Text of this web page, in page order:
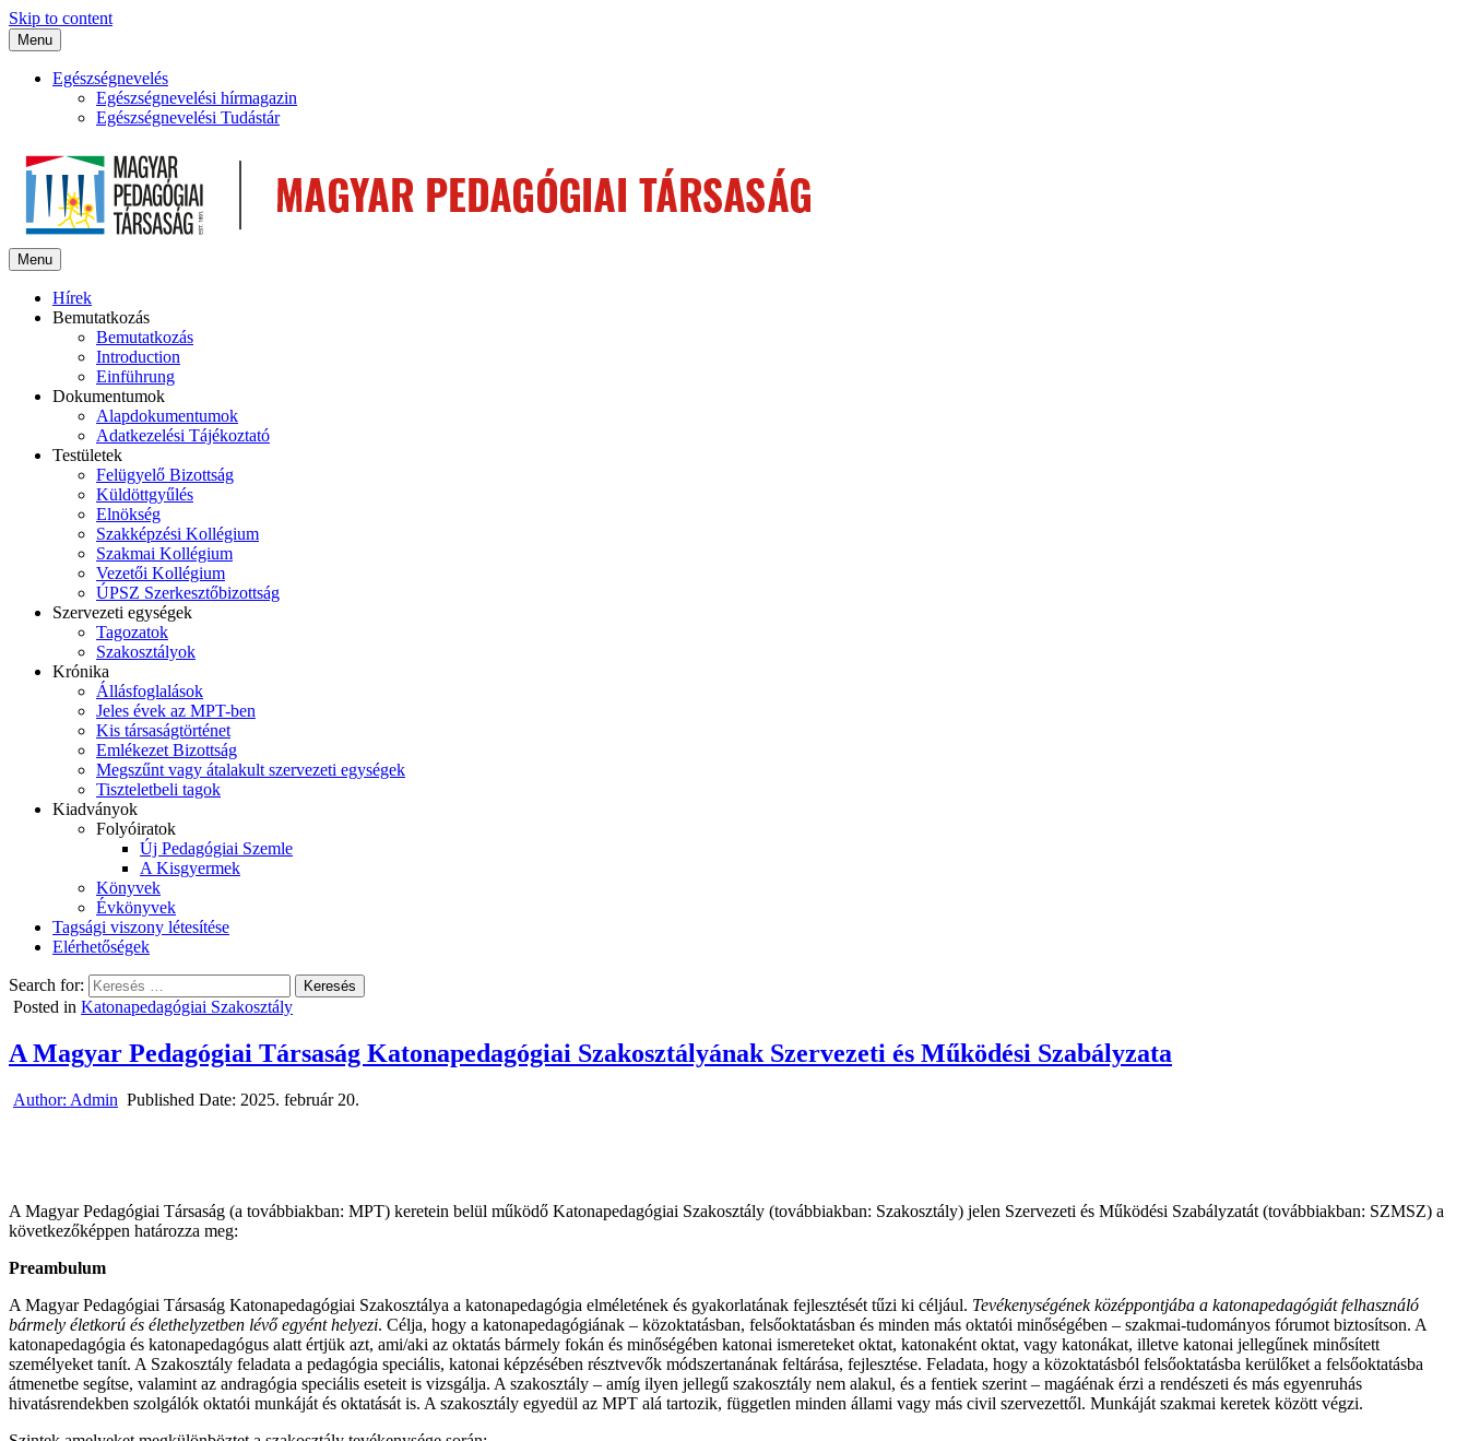
Skip to content
Menu
Egészségnevelés
Egészségnevelési hírmagazin
Egészségnevelési Tudástár
Menu
Hírek
Bemutatkozás
Bemutatkozás
Introduction
Einführung
Dokumentumok
Alapdokumentumok
Adatkezelési Tájékoztató
Testületek
Felügyelő Bizottság
Küldöttgyűlés
Elnökség
Szakképzési Kollégium
Szakmai Kollégium
Vezetői Kollégium
ÚPSZ Szerkesztőbizottság
Szervezeti egységek
Tagozatok
Szakosztályok
Krónika
Állásfoglalások
Jeles évek az MPT-ben
Kis társaságtörténet
Emlékezet Bizottság
Megszűnt vagy átalakult szervezeti egységek
Tiszteletbeli tagok
Kiadványok
Folyóiratok
Új Pedagógiai Szemle
A Kisgyermek
Könyvek
Évkönyvek
Tagsági viszony létesítése
Elérhetőségek
Search for:
Posted in Katonapedagógiai Szakosztály
A Magyar Pedagógiai Társaság Katonapedagógiai Szakosztályának Szervezeti és Működési Szabályzata
Author: Admin Published Date: 2025. február 20.
A Magyar Pedagógiai Társaság (a továbbiakban: MPT) keretein belül működő Katonapedagógiai Szakosztály (továbbiakban: Szakosztály) jelen Szervezeti és Működési Szabályzatát (továbbiakban: SZMSZ) a
következőképpen határozza meg:
Preambulum
A Magyar Pedagógiai Társaság Katonapedagógiai Szakosztálya a katonapedagógia elméletének és gyakorlatának fejlesztését tűzi ki céljául. Tevékenységének középpontjába a katonapedagógiát felhasználó
bármely életkorú és élethelyzetben lévő egyént helyezi. Célja, hogy a katonapedagógiának – közoktatásban, felsőoktatásban és minden más oktatói minőségében – szakmai-tudományos fórumot biztosítson. A
katonapedagógia és katonapedagógus alatt értjük azt, ami/aki az oktatás bármely fokán és minőségében katonai ismereteket oktat, katonaként oktat, vagy katonákat, illetve katonai jellegűnek minősített
személyeket tanít. A Szakosztály feladata a pedagógia speciális, katonai képzésében résztvevők módszertanának feltárása, fejlesztése. Feladata, hogy a közoktatásból felsőoktatásba kerülőket a felsőoktatásba
átmenetbe segítse, valamint az andragógia speciális eseteit is vizsgálja. A szakosztály – amíg ilyen jellegű szakosztály nem alakul, és a fentiek szerint – magáénak érzi a rendészeti és más egyenruhás
hivatásrendekben szolgálók oktatói munkáját és oktatását is. A szakosztály egyedül az MPT alá tartozik, független minden állami vagy más civil szervezettől. Munkáját szakmai keretek között végzi.